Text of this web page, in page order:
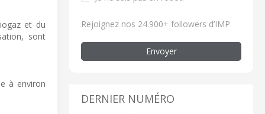
et du
sont
à environ
Rejoignez nos 24.900+ followers d’IMP
Envoyer
DERNIER NUMÉRO